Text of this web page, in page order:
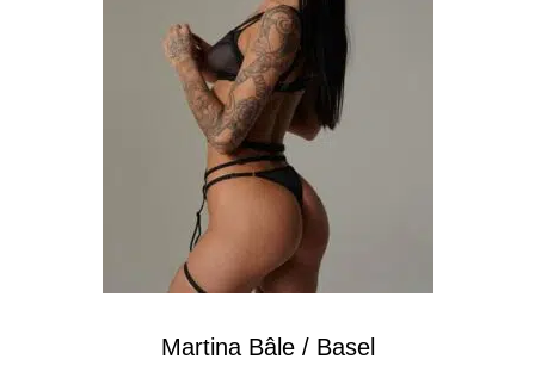
Martina Bâle / Basel